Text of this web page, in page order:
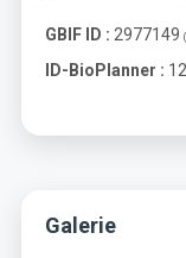
GBIF ID : 2977149
ID-BioPlanner :
Galerie